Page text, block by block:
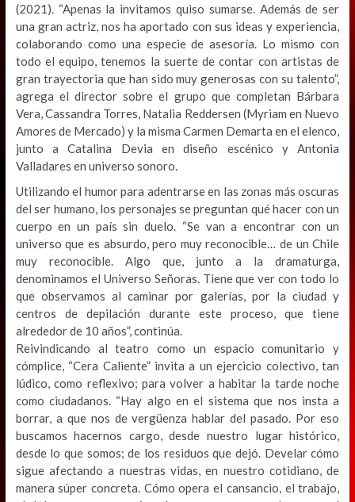
(2021). “Apenas la invitamos quiso sumarse. Además de ser
una gran actriz, nos ha aportado con sus ideas y experiencia,
colaborando como una especie de asesoría. Lo mismo con
todo el equipo, tenemos la suerte de contar con artistas de
gran trayectoria que han sido muy generosas con su talento”,
agrega el director sobre el grupo que completan Bárbara
Vera, Cassandra Torres, Natalia Reddersen (Myriam en Nuevo
Amores de Mercado) y la misma Carmen Demarta en el elenco,
junto a Catalina Devia en diseño escénico y Antonia
Valladares en universo sonoro.
Utilizando el humor para adentrarse en las zonas más oscuras
del ser humano, los personajes se preguntan qué hacer con un
cuerpo en un país sin duelo. “Se van a encontrar con un
universo que es absurdo, pero muy reconocible… de un Chile
muy reconocible. Algo que, junto a la dramaturga,
denominamos el Universo Señoras. Tiene que ver con todo lo
que observamos al caminar por galerías, por la ciudad y
centros de depilación durante este proceso, que tiene
alrededor de 10 años”, continúa.
Reivindicando al teatro como un espacio comunitario y
cómplice, “Cera Caliente” invita a un ejercicio colectivo, tan
lúdico, como reflexivo; para volver a habitar la tarde noche
como ciudadanos. “Hay algo en el sistema que nos insta a
borrar, a que nos de vergüenza hablar del pasado. Por eso
buscamos hacernos cargo, desde nuestro lugar histórico,
desde lo que somos; de los residuos que dejó. Develar cómo
sigue afectando a nuestras vidas, en nuestro cotidiano, de
manera súper concreta. Cómo opera el cansancio, el trabajo,